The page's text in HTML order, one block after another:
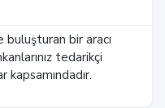
bir aracı
tedarikçi
kapsamındadır.